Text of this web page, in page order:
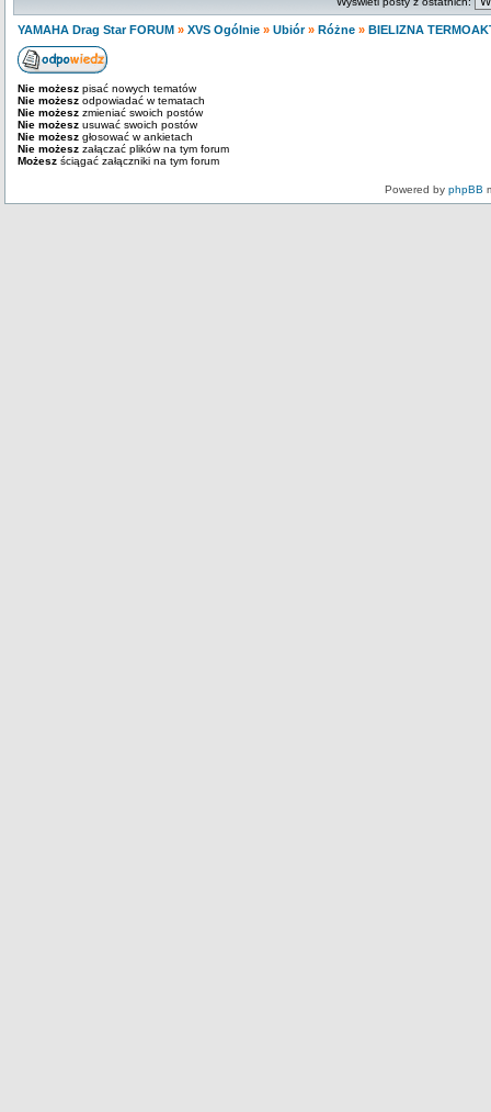
YAMAHA Drag Star FORUM » XVS Ogólnie » Ubiór» Różne » BIELIZNA
Nie możesz pisać nowych tematów
Nie możesz odpowiadać w tematach
Nie możesz zmieniać swoich postów
Nie możesz usuwać swoich postów
Nie możesz głosować w ankietach
Nie możesz załączać plików na tym forum
Możesz ściągać załączniki na tym forum
Powered by phpBB